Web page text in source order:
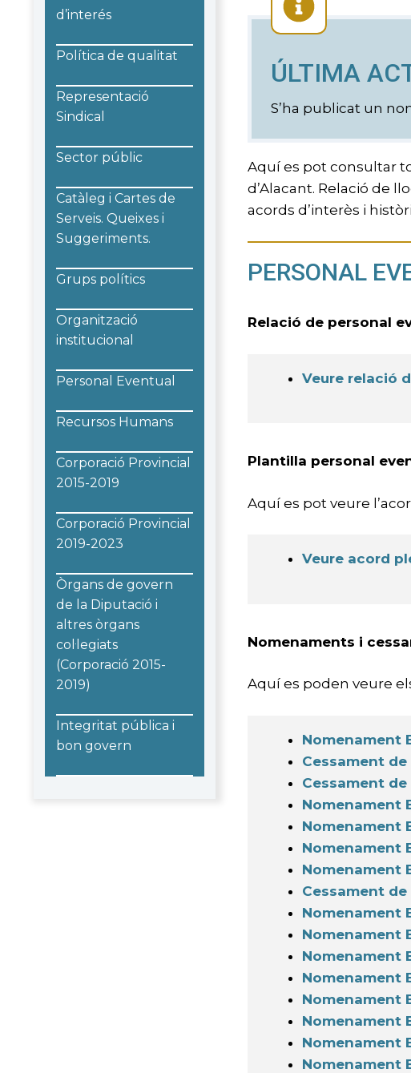
ÚLTIMA
S’ha publicat un
Aquí es pot consultar
d’Alacant. Relació de
acords d’interès i
PERSONAL
Relació de personal
Veure relació
Plantilla personal
Aquí es pot veure
Veure acord
Nomenaments i
Aquí es poden veure
Nomenament
Cessament de
Cessament
Nomenament
Nomenament
Nomenament
Nomenament
Cessament de
Nomenament
Nomenament
Nomenament
Nomenament
Nomenament
Nomenament
Nomenament
Nomenament
d’interés
Política de qualitat
Representació
Sindical
Sector públic
Catàleg i Cartes de
Serveis. Queixes i
Suggeriments.
Grups polítics
Organització
institucional
Personal Eventual
Recursos Humans
Corporació Provincial
2015-2019
Corporació Provincial
2019-2023
Òrgans de govern
de la Diputació i
altres òrgans
col·legiats
(Corporació 2015-
2019)
Integritat pública i
bon govern